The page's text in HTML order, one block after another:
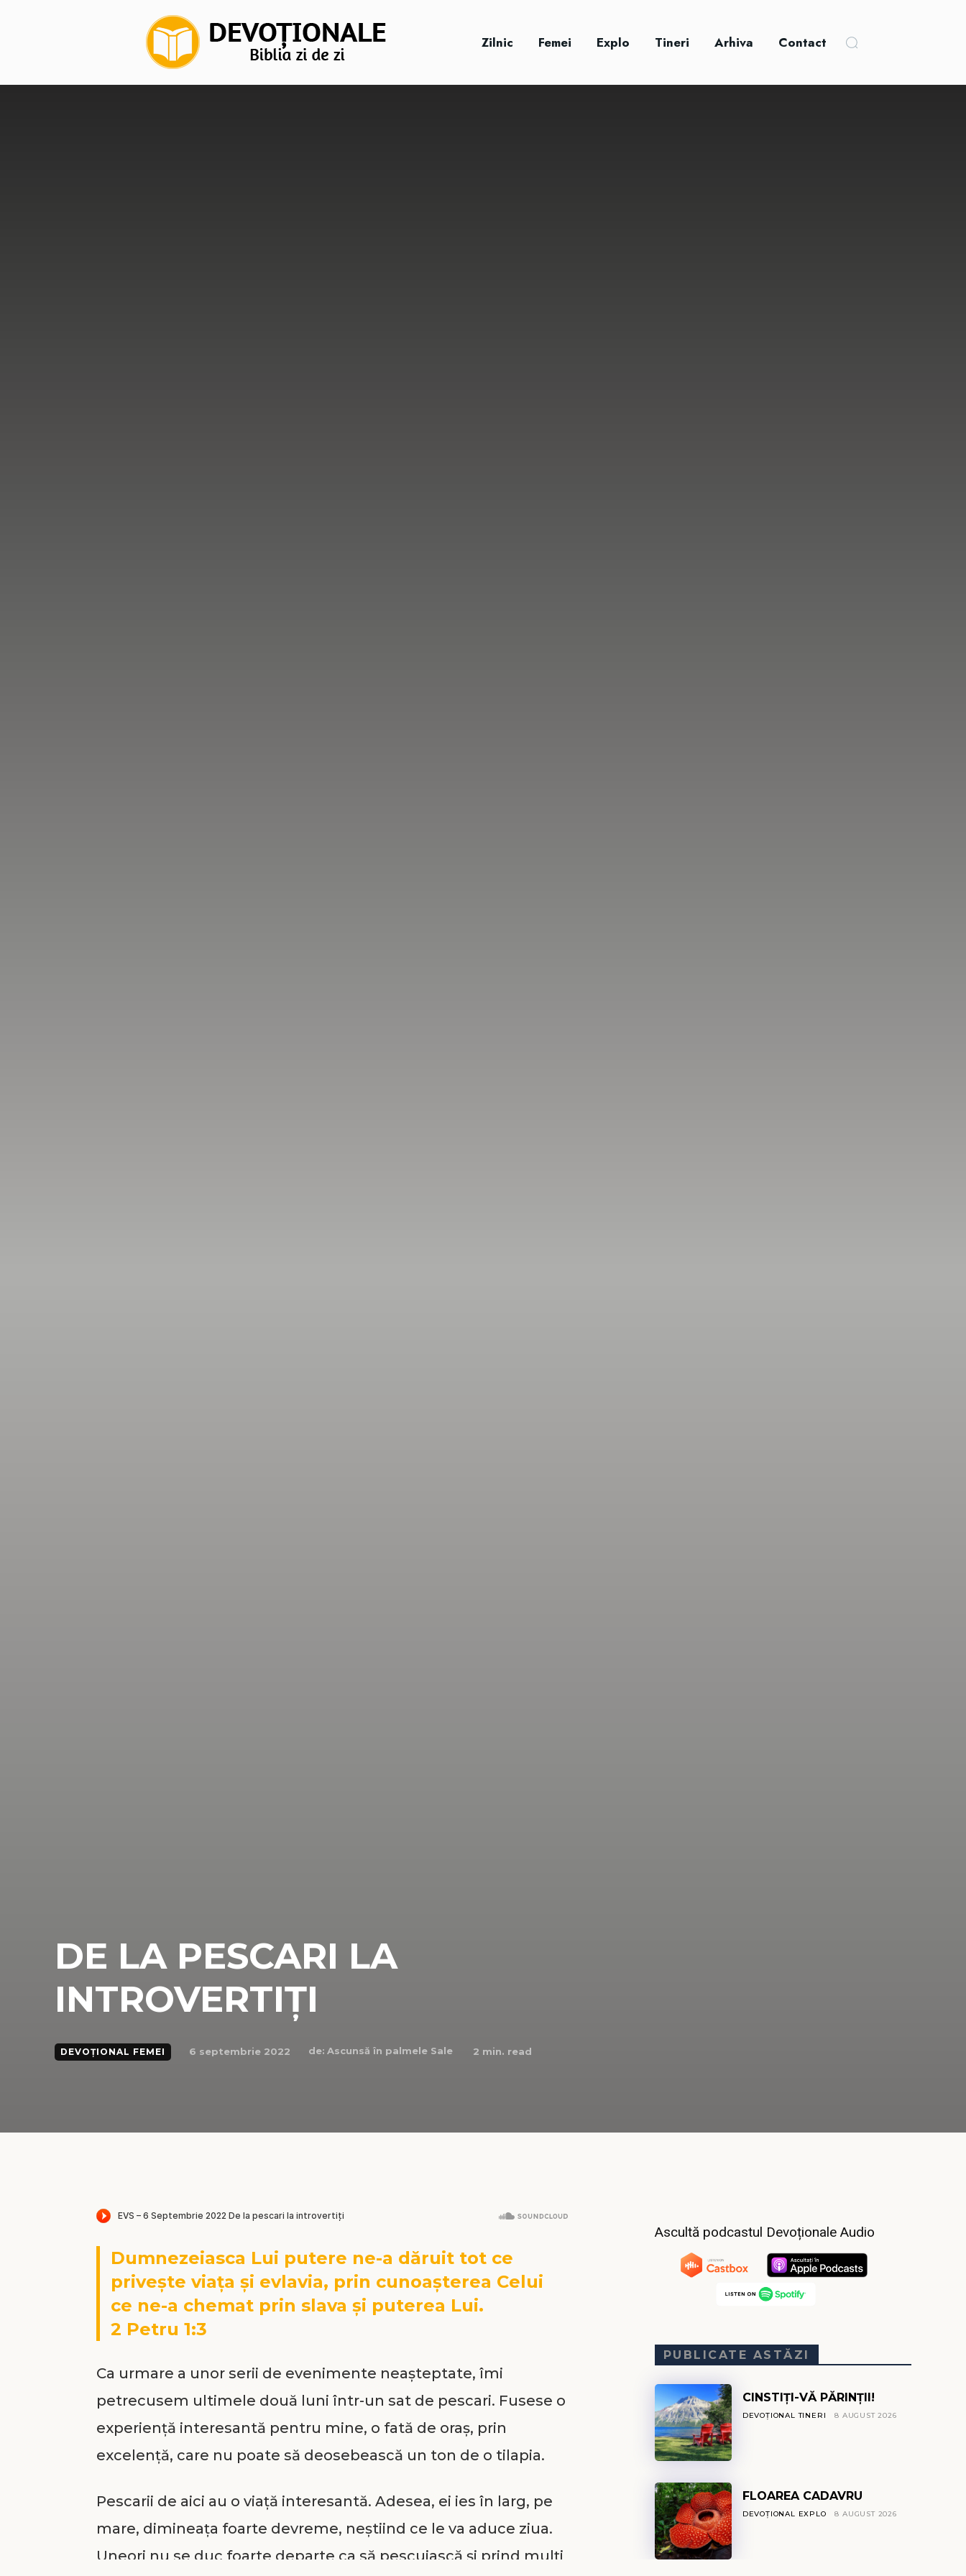
Zilnic Femei Explo Tineri Arhiva Contact
DE LA PESCARI LA
INTROVERTIȚI
DEVOȚIONAL FEMEI 6 septembrie 2022 de: Ascunsă în palmele Sale 2 min. read
Dumnezeiasca Lui putere ne-a dăruit tot ce
priveşte viaţa şi evlavia, prin cunoaşterea Celui
ce ne-a chemat prin slava şi puterea Lui.
2 Petru 1:3
Ca urmare a unor serii de evenimente neașteptate, îmi
petrecusem ultimele două luni într-un sat de pescari. Fusese o
experiență interesantă pentru mine, o fată de oraș, prin
excelență, care nu poate să deosebească un ton de o tilapia.
Pescarii de aici au o viață interesantă. Adesea, ei ies în larg, pe
mare, dimineaţa foarte devreme, neștiind ce le va aduce ziua.
Uneori nu se duc foarte departe ca să pescuiască și prind mulți
Ascultă podcastul Devoționale Audio
PUBLICATE ASTĂZI
CINSTIȚI-VĂ PĂRINȚII!
DEVOȚIONAL TINERI 8 AUGUST 2026
FLOAREA CADAVRU
DEVOȚIONAL EXPLO 8 AUGUST 2026